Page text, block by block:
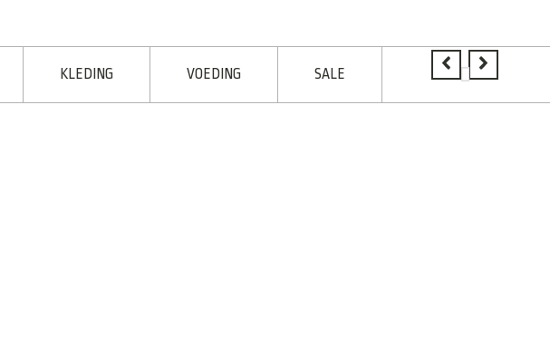
KLEDING VOEDING SALE